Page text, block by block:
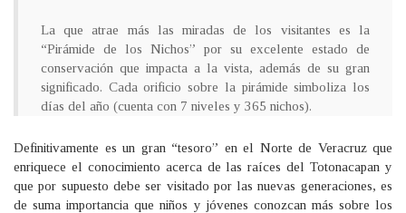
La que atrae más las miradas de los visitantes es la
“Pirámide de los Nichos” por su excelente estado de
conservación que impacta a la vista, además de su gran
significado. Cada orificio sobre la pirámide simboliza los
días del año (cuenta con 7 niveles y 365 nichos).
Definitivamente es un gran “tesoro” en el Norte de Veracruz que
enriquece el conocimiento acerca de las raíces del Totonacapan y
que por supuesto debe ser visitado por las nuevas generaciones, es
de suma importancia que niños y jóvenes conozcan más sobre los